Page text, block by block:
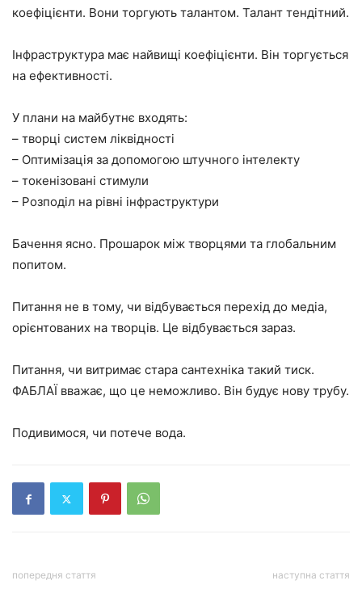
коефіцієнти. Вони торгують талантом. Талант тендітний.
Інфраструктура має найвищі коефіцієнти. Він торгується
на ефективності.
У плани на майбутнє входять:
– творці систем ліквідності
– Оптимізація за допомогою штучного інтелекту
– токенізовані стимули
– Розподіл на рівні інфраструктури
Бачення ясно. Прошарок між творцями та глобальним
попитом.
Питання не в тому, чи відбувається перехід до медіа,
орієнтованих на творців. Це відбувається зараз.
Питання, чи витримає стара сантехніка такий тиск.
ФАБЛАЇ вважає, що це неможливо. Він будує нову трубу.
Подивимося, чи потече вода.
попередня стаття наступна стаття